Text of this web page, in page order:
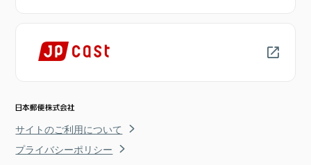
サイトのご利用について
プライバシーポリシー